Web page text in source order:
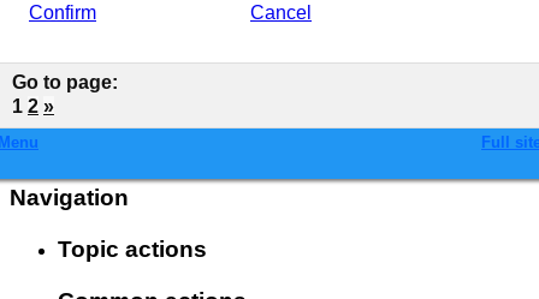
Confirm Cancel
Go to page:
1 2 »
Full
Navigation
Topic actions